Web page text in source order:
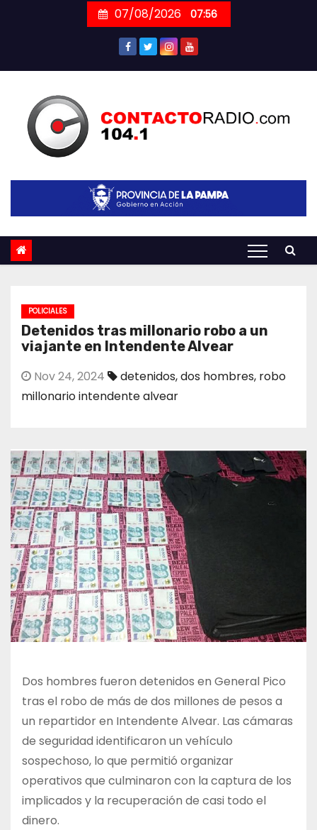
07/08/2026 07:56
POLICIALES
Detenidos tras millonario robo a un
viajante en Intendente Alvear
Nov 24, 2024 detenidos,dos hombres, robo
millonario intendente alvear
Dos hombres fueron detenidos en General Pico
tras el robo de más de dos millones de pesos a
un repartidor en Intendente Alvear. Las cámaras
de seguridad identificaron un vehículo
sospechoso, lo que permitió organizar
operativos que culminaron con la captura de los
implicados y la recuperación de casi todo el
dinero.